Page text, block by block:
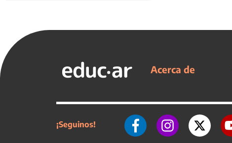
Acerca de
¡Seguinos!